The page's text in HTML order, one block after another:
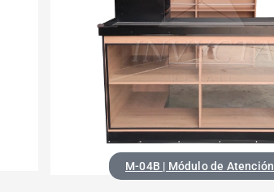
M-04B | Módulo de Atención